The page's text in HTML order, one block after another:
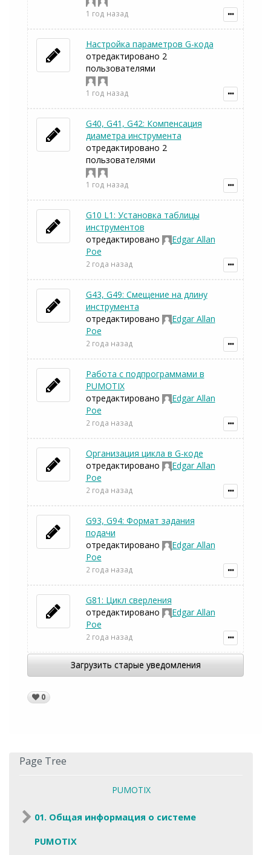
1 год назад
Настройка параметров G-кода
отредактировано 2
пользователями
1 год назад
G40, G41, G42: Компенсация
диаметра инструмента
отредактировано 2
пользователями
1 год назад
G10 L1: Установка таблицы
инструментов
отредактировано
Edgar Allan
Poe
2 года назад
G43, G49: Смещение на длину
инструмента
отредактировано
Edgar Allan
Poe
2 года назад
Работа с подпрограммами в
PUMOTIX
отредактировано
Edgar Allan
Poe
2 года назад
Организация цикла в G-коде
отредактировано
Edgar Allan
Poe
2 года назад
G93, G94: Формат задания
подачи
отредактировано
Edgar Allan
Poe
2 года назад
G81: Цикл сверления
отредактировано
Edgar Allan
Poe
2 года назад
Загрузить старые уведомления
0
Page Tree
PUMOTIX
01. Общая информация о системе
PUMOTIX